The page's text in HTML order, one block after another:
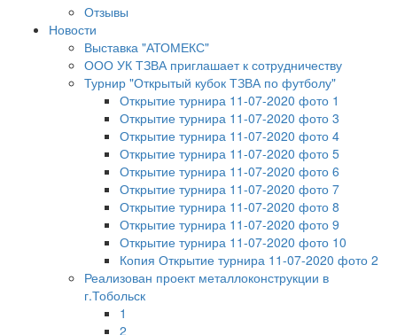
Отзывы
Новости
Выставка "АТОМЕКС"
ООО УК ТЗВА приглашает к сотрудничеству
Турнир "Открытый кубок ТЗВА по футболу"
Открытие турнира 11-07-2020 фото 1
Открытие турнира 11-07-2020 фото 3
Открытие турнира 11-07-2020 фото 4
Открытие турнира 11-07-2020 фото 5
Открытие турнира 11-07-2020 фото 6
Открытие турнира 11-07-2020 фото 7
Открытие турнира 11-07-2020 фото 8
Открытие турнира 11-07-2020 фото 9
Открытие турнира 11-07-2020 фото 10
Копия Открытие турнира 11-07-2020 фото 2
Реализован проект металлоконструкции в
г.Тобольск
1
2